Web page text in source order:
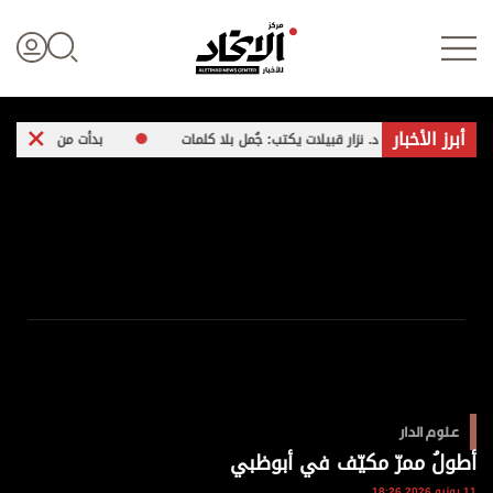
علوم الدار
الرياضة
أبرز الأخبار
د. نزار قبيلات يكتب: جُمل بلا كلمات بدأت من «فيس بوك» وصدرت
علوم الدار
أطولُ ممرّ مكيّف في أبوظبي